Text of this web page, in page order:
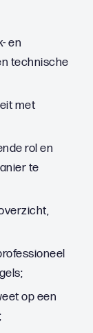
en
technische
met
rol en
te
op een